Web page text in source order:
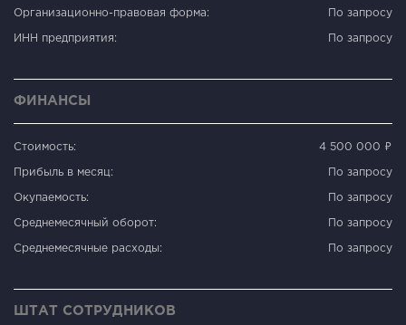
Организационно-правовая форма: По запросу
ИНН предприятия: По запросу
ФИНАНСЫ
Стоимость: 4 500 000 ₽
Прибыль в месяц: По запросу
Окупаемость: По запросу
Среднемесячный оборот: По запросу
Среднемесячные расходы: По запросу
ШТАТ СОТРУДНИКОВ